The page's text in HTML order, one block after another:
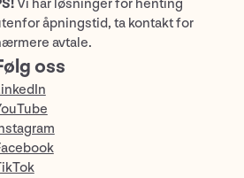
Vi har løsninger for henting
åpningstid, ta kontakt for
avtale.
oss